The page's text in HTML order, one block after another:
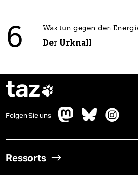
6 Was tun gegen den
Der Urknall
taz
Folgen Sie uns
Ressorts